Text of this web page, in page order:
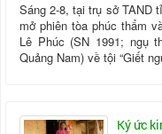
Sáng 2-8, tại trụ sở TAND
mở phiên tòa phúc thẩm
Lê Phúc (SN 1991; ngụ
Quảng Nam) về tội “Giết
Ký ức